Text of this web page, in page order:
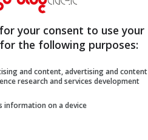
con il ragioniere, usate
sono queste donne?
nome, un volto
in Italia e mai registrate,
le parole di chi ha
più dettagliata e
your consent to use your
the following purposes:
and content, advertising and content
research and services development
information on a device